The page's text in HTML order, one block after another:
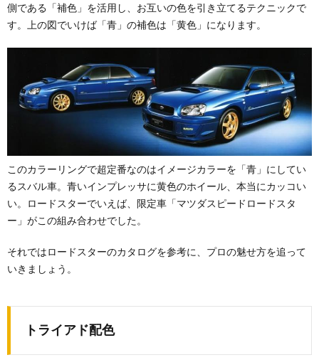
側である「補色」を活用し、お互いの色を引き立てるテクニックで
す。上の図でいけば「青」の補色は「黄色」になります。
このカラーリングで超定番なのはイメージカラーを「青」にしてい
るスバル車。青いインプレッサに黄色のホイール、本当にカッコい
い。ロードスターでいえば、限定車「マツダスピードロードスタ
ー」がこの組み合わせでした。
それではロードスターのカタログを参考に、プロの魅せ方を追って
いきましょう。
トライアド配色